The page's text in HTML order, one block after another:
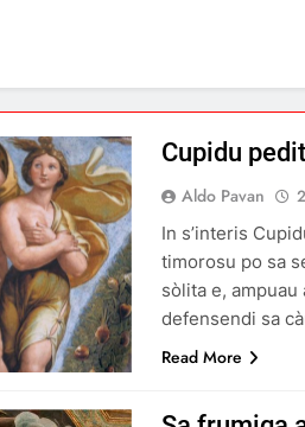
Cupidu
Aldo Pavan
In s’interis
timorosu po sa
sòlita e,
defensendi sa
Read More